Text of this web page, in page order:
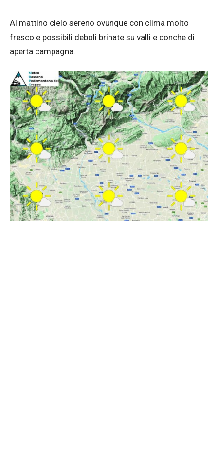
Al mattino cielo sereno ovunque con clima molto
fresco e possibili deboli brinate su valli e conche di
aperta campagna.